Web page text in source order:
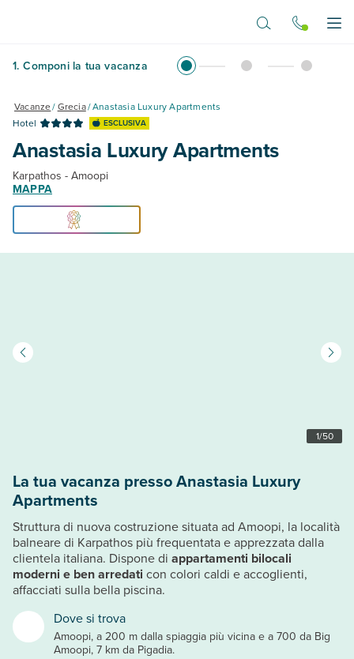
1. Componi la tua vacanza
Vacanze/Grecia/Anastasia Luxury Apartments
Hotel
ESCLUSIVA
Anastasia Luxury Apartments
Karpathos - Amoopi
MAPPA
1/50
Dove si trova
Amoopi, a 200 m dalla spiaggia più vicina e a 700 da Big
Amoopi, 7 km da Pigadia.
La tua vacanza presso Anastasia Luxury
Apartments
Struttura di nuova costruzione situata ad Amoopi, la località
balneare di Karpathos più frequentata e apprezzata dalla
clientela italiana. Dispone di appartamenti bilocali
moderni e ben arredati con colori caldi e accoglienti,
affacciati sulla bella piscina.